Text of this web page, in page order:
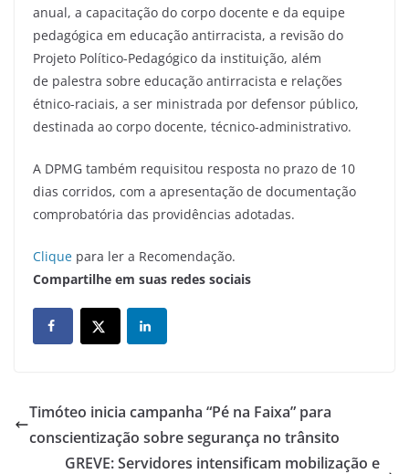
anual, a capacitação do corpo docente e da equipe
pedagógica em educação antirracista, a revisão do
Projeto Político-Pedagógico da instituição, além
de palestra sobre educação antirracista e relações
étnico-raciais, a ser ministrada por defensor público,
destinada ao corpo docente, técnico-administrativo.
A DPMG também requisitou resposta no prazo de 10
dias corridos, com a apresentação de documentação
comprobatória das providências adotadas.
Clique para ler a Recomendação.
Compartilhe em suas redes sociais
Timóteo inicia campanha “Pé na Faixa” para
conscientização sobre segurança no trânsito
GREVE: Servidores intensificam mobilização e